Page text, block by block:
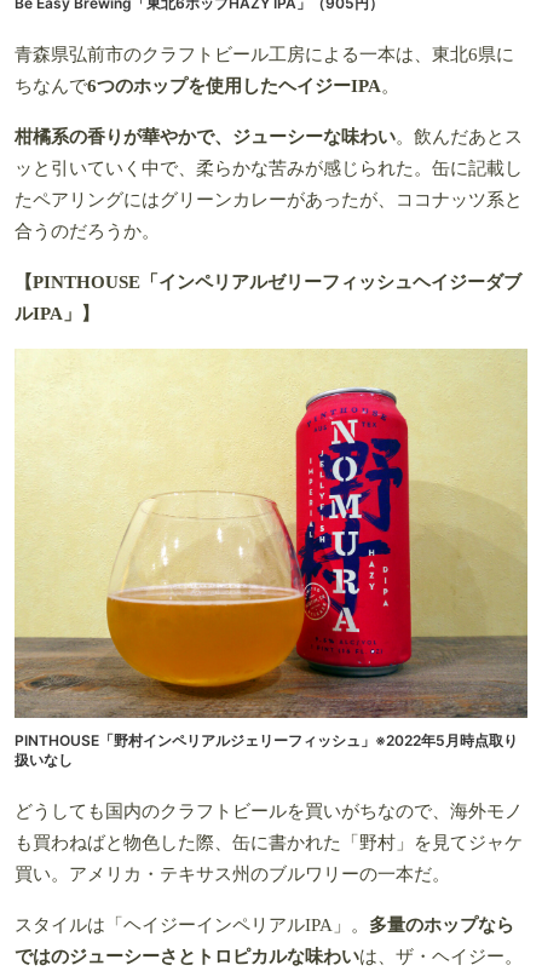
青森県弘前市のクラフトビール工房による一本は、東北6県に
ちなんで6つのホップを使用したヘイジーIPA。
柑橘系の香りが華やかで、ジューシーな味わい。飲んだあとス
ッと引いていく中で、柔らかな苦みが感じられた。缶に記載し
たペアリングにはグリーンカレーがあったが、ココナッツ系と
合うのだろうか。
【PINTHOUSE「インペリアルゼリーフィッシュヘイジーダブ
ルIPA」】
PINTHOUSE「野村インペリアルジェリーフィッシュ」 ※2022年5月時点取り
扱いなし
どうしても国内のクラフトビールを買いがちなので、海外モノ
も買わねばと物色した際、缶に書かれた「野村」を見てジャケ
買い。アメリカ・テキサス州のブルワリーの一本だ。
スタイルは「ヘイジーインペリアルIPA」。 多量のホップなら
ではのジューシーさとトロピカルな味わいは、ザ・ヘイジー。